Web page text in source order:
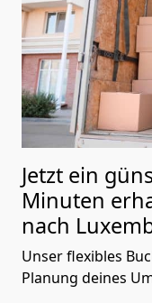
Jetzt ein
Minuten
nach
Unser flexibles
Planung deines